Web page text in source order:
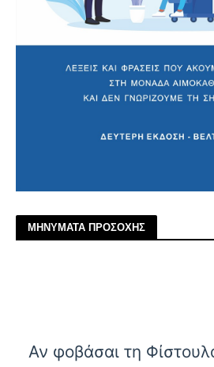
ΜΗΝΥΜΑΤΑ ΠΡΟΣΟΧΗΣ
Αν φοβάσαι τη